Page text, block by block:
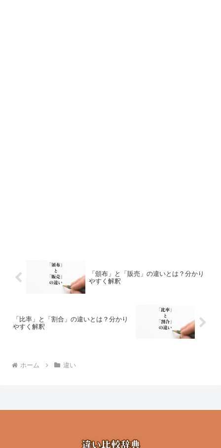
「頒布」と「販売」の違いとは？分かり
やすく解釈
「比率」と「割合」の違いとは？分かり
やすく解釈
ホーム 違い